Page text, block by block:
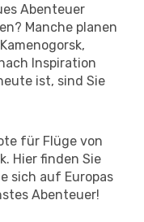
Abenteuer
Manche planen
Inspiration
ist, sind Sie
für Flüge von
Hier finden Sie
sich auf Europas
Abenteuer!